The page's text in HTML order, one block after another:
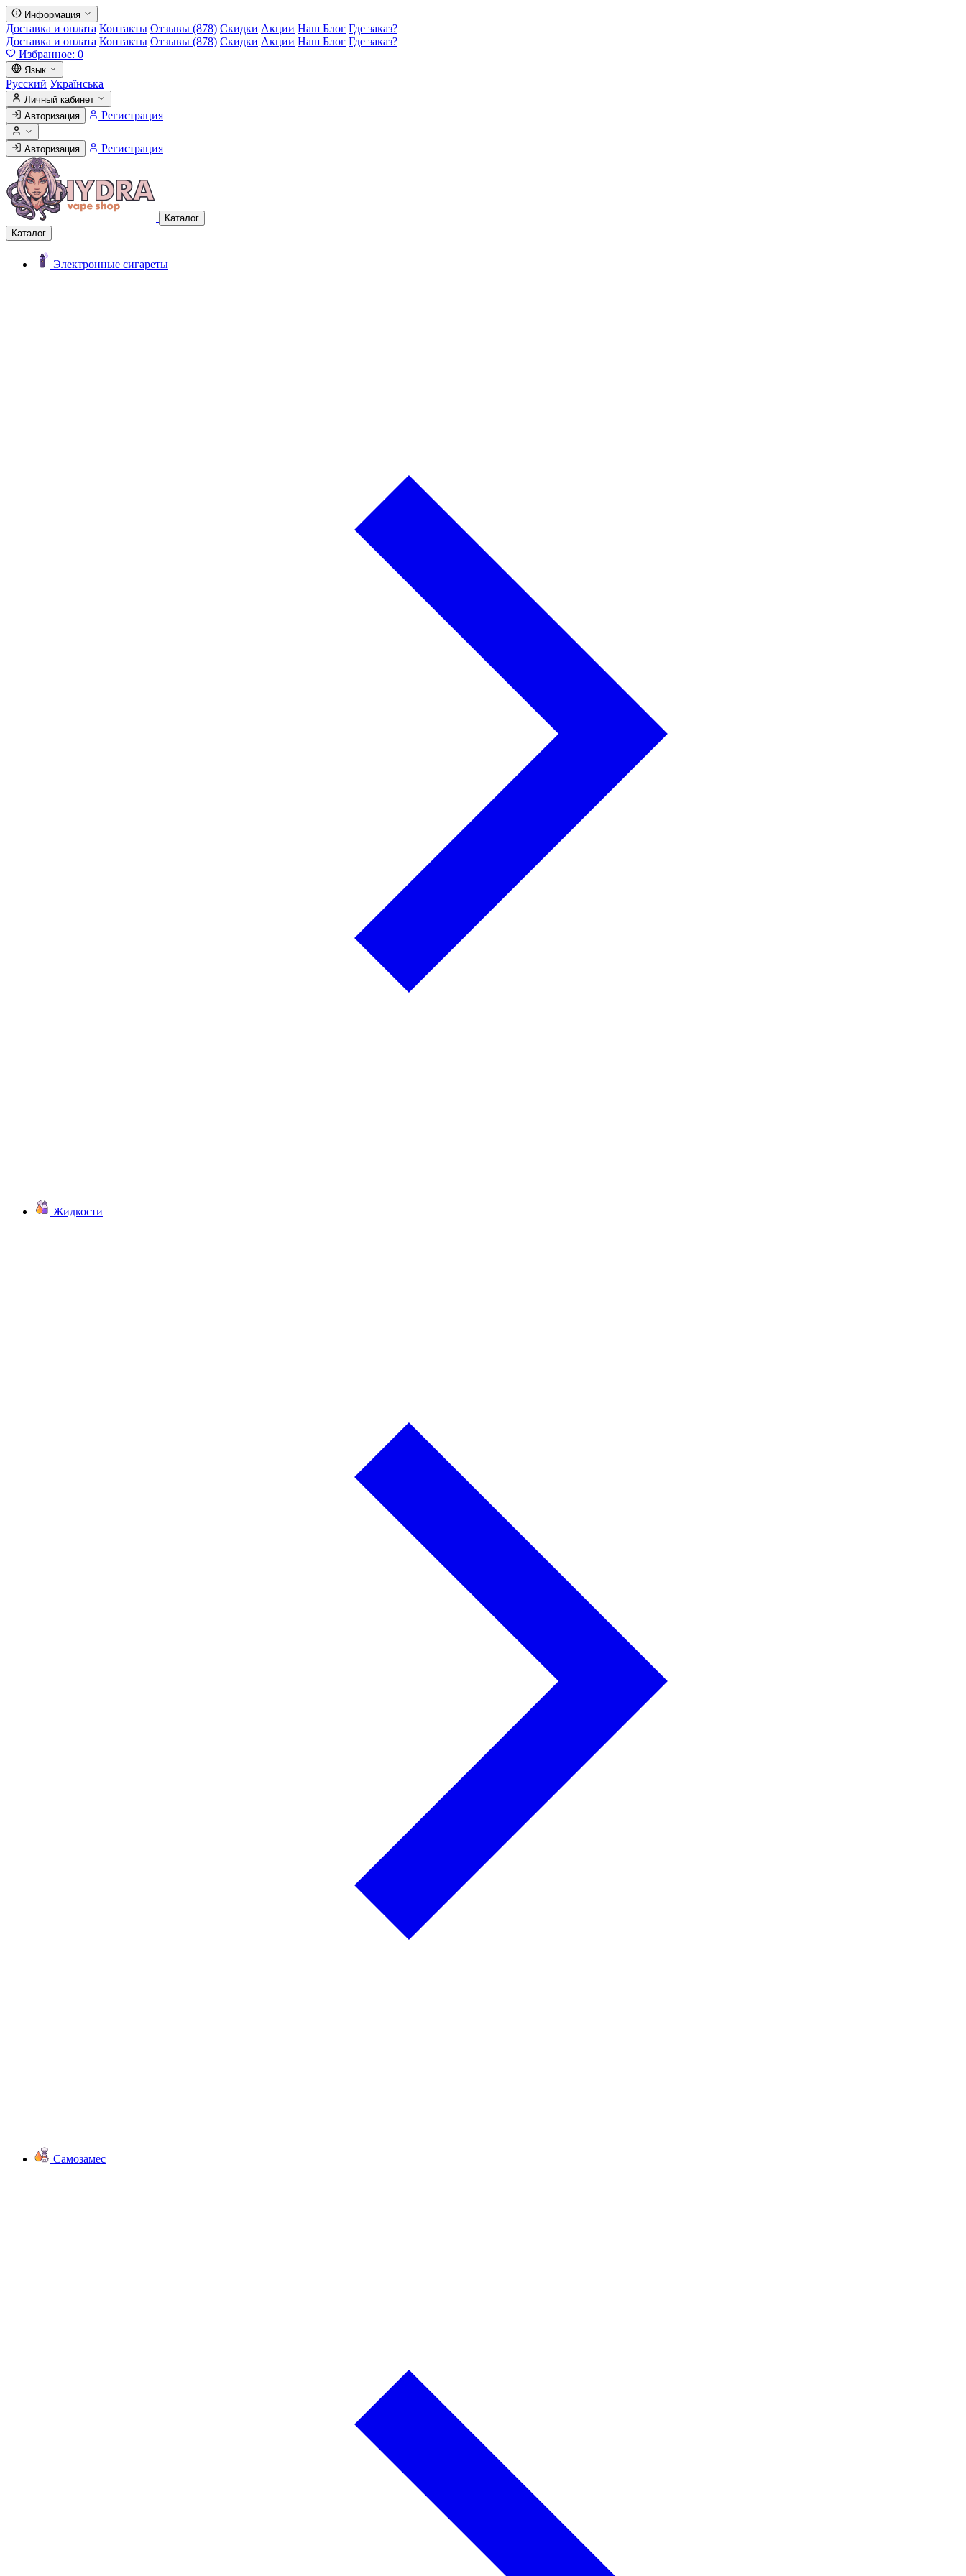
Информация
Доставка и оплата Контакты Отзывы (878) Скидки Акции Наш Блог Где заказ?
Доставка и оплата Контакты Отзывы (878) Скидки Акции Наш Блог Где заказ?
Избранное: 0
Язык
Русский Українська
Личный кабинет
Авторизация
Регистрация
Авторизация Регистрация
Каталог
Каталог
Электронные сигареты
Жидкости
Самозамес